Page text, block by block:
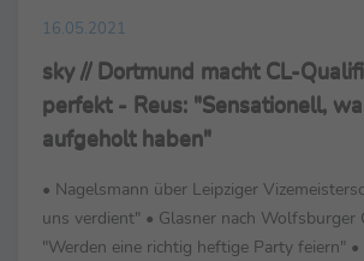
16.05.2021
sky // Dortmund macht CL-
perfekt - Reus: "Sensationell,
aufgeholt haben"
• Nagelsmann über Leipziger
uns verdient" • Glasner nach Wolfsburger
"Werden eine richtig heftige Party feiern"